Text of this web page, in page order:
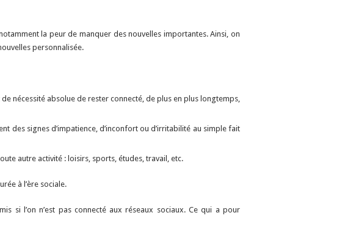
la peur de manquer des nouvelles importantes. Ainsi, on
personnalisée.
nécessité absolue de rester connecté, de plus en plus longtemps,
des signes d’impatience, d’inconfort ou d’irritabilité au simple fait
autre activité : loisirs, sports, études, travail, etc.
à l’ère sociale.
si l’on n’est pas connecté aux réseaux sociaux. Ce qui a pour